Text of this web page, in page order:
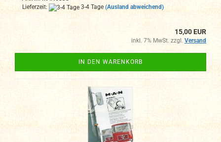
Lieferzeit:
3-4 Tage (Ausland abweichend)
15,00 EUR
inkl. 7% MwSt. zzgl. Versand
IN DEN WARENKORB